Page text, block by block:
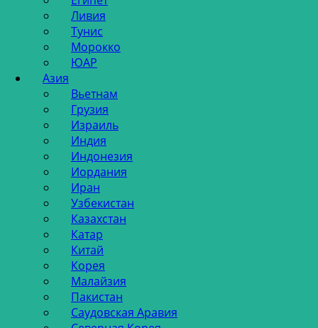
Ливия
Тунис
Морокко
ЮАР
Азия
Вьетнам
Грузия
Израиль
Индия
Индонезия
Иордания
Иран
Узбекистан
Казахстан
Катар
Китай
Корея
Малайзия
Пакистан
Саудовская Аравия